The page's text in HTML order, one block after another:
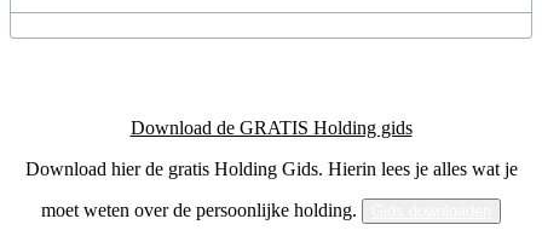
Download de GRATIS Holding gids
Download hier de gratis Holding Gids. Hierin lees je alles wat je
moet weten over de persoonlijke holding.